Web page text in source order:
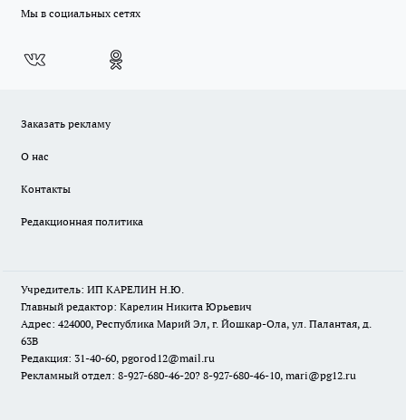
Мы в социальных сетях
Заказать рекламу
О нас
Контакты
Редакционная политика
Учредитель: ИП КАРЕЛИН Н.Ю.
Главный редактор: Карелин Никита Юрьевич
Адрес: 424000, Республика Марий Эл, г. Йошкар-Ола, ул. Палантая, д.
63В
Редакция: 31-40-60, pgorod12@mail.ru
Рекламный отдел: 8-927-680-46-20? 8-927-680-46-10, mari@pg12.ru